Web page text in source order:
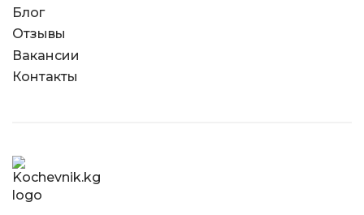
Блог
Отзывы
Вакансии
Контакты